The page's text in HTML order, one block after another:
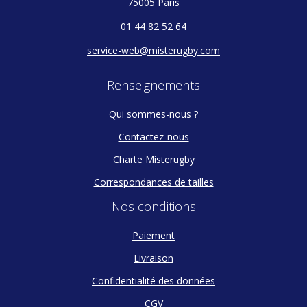
01 44 82 52 64
service-web@misterugby.com
Renseignements
Qui sommes-nous ?
Contactez-nous
Charte Misterugby
Correspondances de tailles
Nos conditions
Paiement
Livraison
Confidentialité des données
CGV